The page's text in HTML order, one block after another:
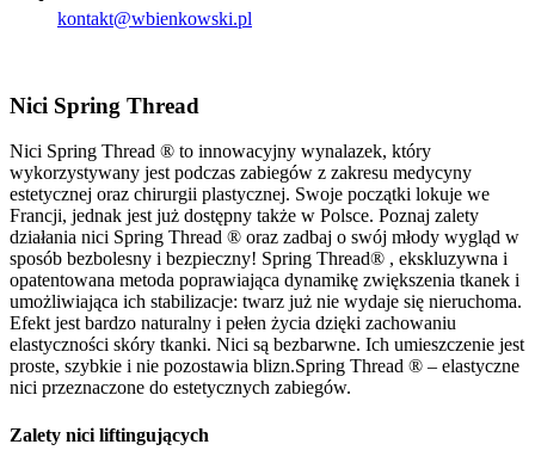
kontakt@wbienkowski.pl
Nici Spring Thread
Nici Spring Thread ® to innowacyjny wynalazek, który
wykorzystywany jest podczas zabiegów z zakresu medycyny
estetycznej oraz chirurgii plastycznej. Swoje początki lokuje we
Francji, jednak jest już dostępny także w Polsce. Poznaj zalety
działania nici Spring Thread ® oraz zadbaj o swój młody wygląd w
sposób bezbolesny i bezpieczny! Spring Thread® , ekskluzywna i
opatentowana metoda poprawiająca dynamikę zwiększenia tkanek i
umożliwiająca ich stabilizacje: twarz już nie wydaje się nieruchoma.
Efekt jest bardzo naturalny i pełen życia dzięki zachowaniu
elastyczności skóry tkanki. Nici są bezbarwne. Ich umieszczenie jest
proste, szybkie i nie pozostawia blizn.Spring Thread ® – elastyczne
nici przeznaczone do estetycznych zabiegów.
Zalety nici liftingujących